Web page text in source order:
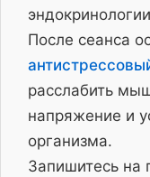
После сеанса
расслабить
напряжение и
организма.
Запишитесь на